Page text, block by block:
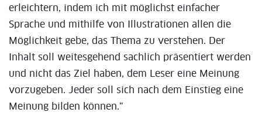
erleichtern, indem ich mit möglichst einfacher
Sprache und mithilfe von Illustrationen allen die
Möglichkeit gebe, das Thema zu verstehen. Der
Inhalt soll weitesgehend sachlich präsentiert werden
und nicht das Ziel haben, dem Leser eine Meinung
vorzugeben. Jeder soll sich nach dem Einstieg eine
Meinung bilden können.“